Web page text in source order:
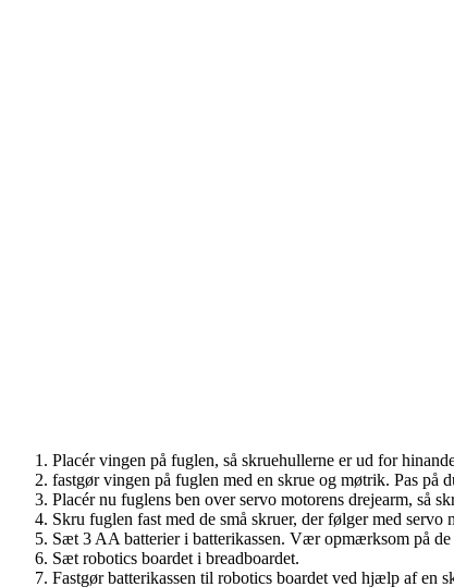
Placér vingen på fuglen, så skruehullerne er ud for
fastgør vingen på fuglen med en skrue og møtrik. Pas på
Placér nu fuglens ben over servo motorens drejearm, så
Skru fuglen fast med de små skruer, der følger med servo
Sæt 3 AA batterier i batterikassen. Vær opmærksom på
Sæt robotics boardet i breadboardet.
Fastgør batterikassen til robotics boardet ved hjælp af en